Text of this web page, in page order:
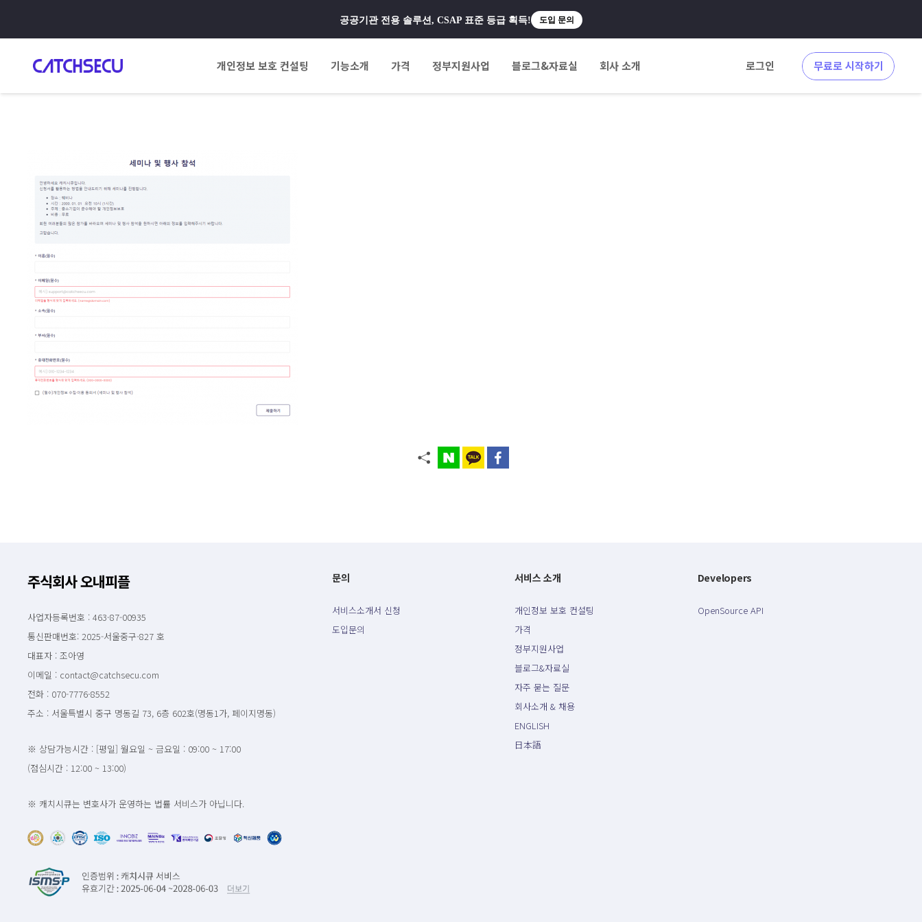
공공기관 전용 솔루션, CSAP 표준 등급 획득! 도입 문의
개인정보 보호 컨설팅 기능소개 가격 정부지원사업 블로그&자료실 회사 소개 로그인 무료로 시작하기
주식회사 오내피플
사업자등록번호 : 463-87-00935
통신판매번호: 2025-서울중구-827 호
대표자 : 조아영
이메일 : contact@catchsecu.com
전화 : 070-7776-8552
주소 : 서울특별시 중구 명동길 73, 6층 602호(명동1가, 페이지명동)
※ 상담가능시간 : [평일] 월요일 ~ 금요일 : 09:00 ~ 17:00
(점심시간 : 12:00 ~ 13:00)
※ 캐치시큐는 변호사가 운영하는 법률 서비스가 아닙니다.
문의
서비스소개서 신청
도입문의
서비스 소개
개인정보 보호 컨설팅
가격
정부지원사업
블로그&자료실
자주 묻는 질문
회사소개 & 채용
ENGLISH
日本語
Developers
OpenSource API